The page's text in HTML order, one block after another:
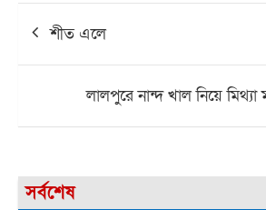
Post
navigation
শীত এলে
লালপুরে নান্দ খাল নিয়ে মিথ্যা
সর্বশেষ